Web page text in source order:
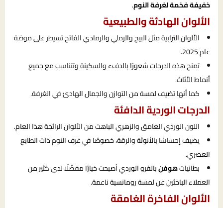
خفيفة فخمة لغرفة النوم.
الألوان الهادئة والطبيعية
الألوان الترابية مثل البيج والرملي والرمادي الفاتح تسيطر على موضة
عام 2025.
تمنح هذه الدرجات شعورًا بالدفء والسكينة وتتناسب مع جميع
أنماط الأثاث.
كما أنها تضيف لمسة من التوازن والجمال الهادئ في الغرفة.
الدرجات الوردية الدافئة
اللون الوردي الغامق والزهري الباهت من الألوان الرائجة هذا العام.
يضيف إحساسًا بالأنوثة والرقة، خصوصًا في غرف النوم ذات الطابع
العصري.
بطانياتهوفنبالفرو الوردي أصبحت خيارًا مفضّلًا لدى كثير من
العملاء الباحثين عن لمسة رومانسية ناعمة.
الألوان الفاخرة الغامقة